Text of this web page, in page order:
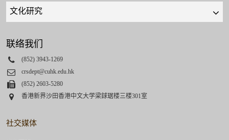
Quick
links
select
联络我们
Phone
(852) 3943-1269
Email
crsdept@cuhk.edu.hk
Fax(852) 2603-5280
Address
香港新界沙田香港中文大学梁銶琚楼三楼301室
社交媒体